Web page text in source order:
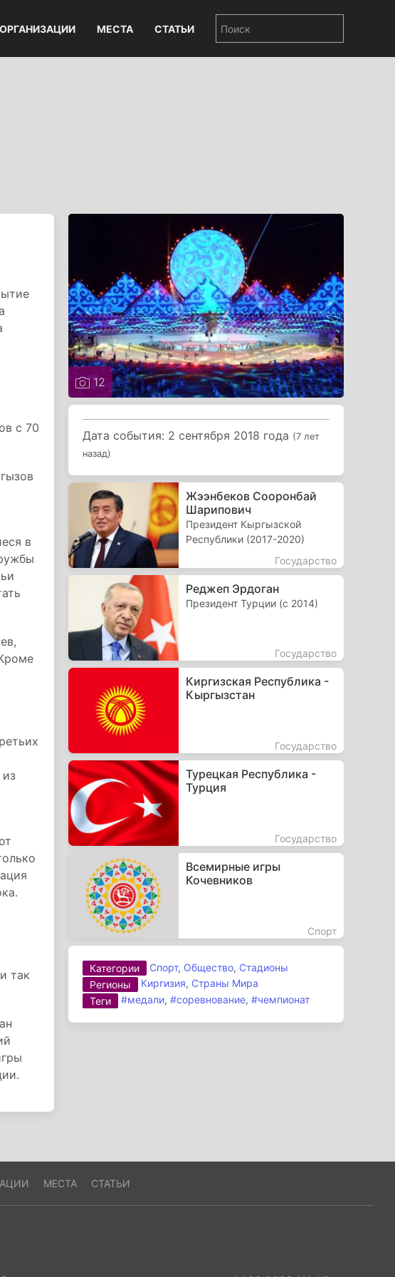
ОРГАНИЗАЦИИ МЕСТА СТАТЬИ
с 70
в
так
12
Дата события: 2 сентября 2018 года (7 лет
назад)
Жээнбеков Сооронбай
Шарипович
Президент Кыргызской
Республики (2017-2020)
Государство
Реджеп Эрдоган
Президент Турции (с 2014)
Государство
Киргизская Республика -
Кыргызстан
Государство
Турецкая Республика -
Турция
Государство
Всемирные игры
Кочевников
Спорт
Категории Спорт, Общество, Стадионы
Регионы
Киргизия, Страны Мира
Теги
#медали,#соревнование,#чемпионат
МЕСТА СТАТЬИ